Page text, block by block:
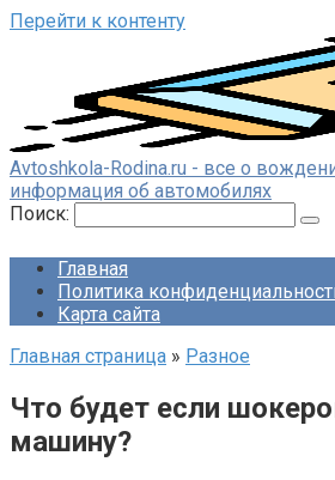
Перейти к контенту
Avtoshkola-Rodina.ru - все о
информация об автомобилях
Поиск:
Главная
Политика
Карта сайта
Главная страница » Разное
Что будет если
машину?